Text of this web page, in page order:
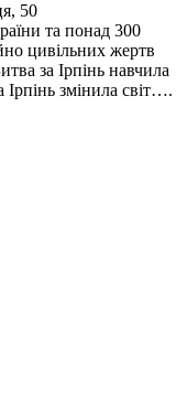
50
та понад 300
цивільних жертв
за Ірпінь навчила
Ірпінь змінила світ….